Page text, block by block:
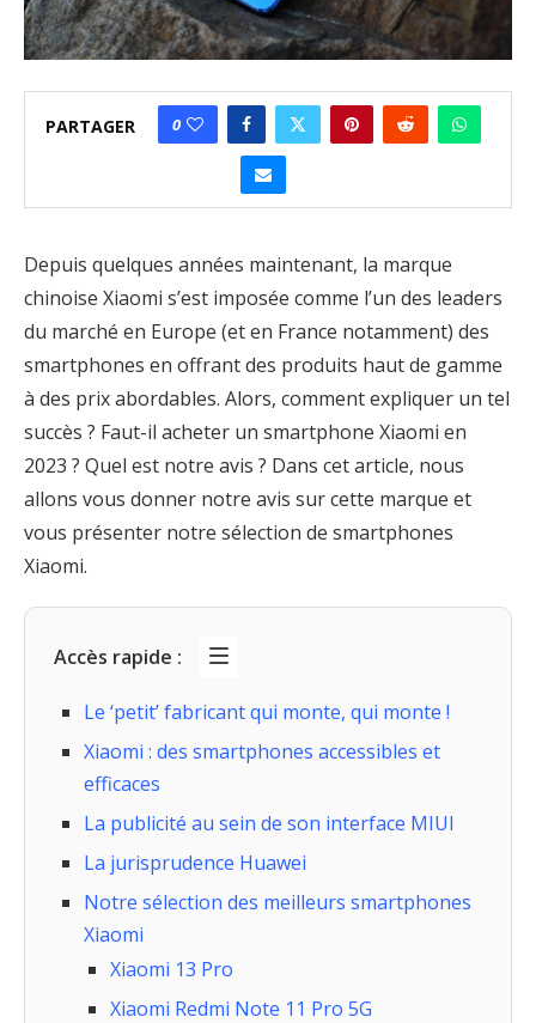
PARTAGER 0
Depuis quelques années maintenant, la marque
chinoise Xiaomi s’est imposée comme l’un des leaders
du marché en Europe (et en France notamment) des
smartphones en offrant des produits haut de gamme
à des prix abordables. Alors, comment expliquer un tel
succès ? Faut-il acheter un smartphone Xiaomi en
2023 ? Quel est notre avis ? Dans cet article, nous
allons vous donner notre avis sur cette marque et
vous présenter notre sélection de smartphones
Xiaomi.
Accès rapide :
Le ‘petit’ fabricant qui monte, qui monte !
Xiaomi : des smartphones accessibles et
efficaces
La publicité au sein de son interface MIUI
La jurisprudence Huawei
Notre sélection des meilleurs smartphones
Xiaomi
Xiaomi 13 Pro
Xiaomi Redmi Note 11 Pro 5G